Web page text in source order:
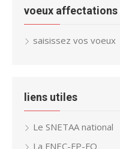
voeux affectations
saisissez vos voeux
liens utiles
Le SNETAA national
La FNEC-FP-FO